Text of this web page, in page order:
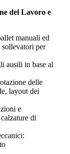
del Lavoro e
manuali ed
per
ausili in base al
delle
layout dei
e
di